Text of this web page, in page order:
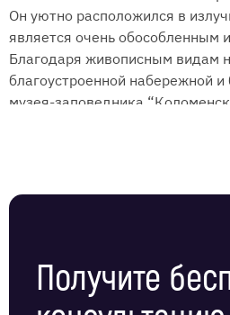
Он уютно расположился в
является очень обособленным
Благодаря живописным видам
благоустроенной набережной и
музея-заповедника
мечты” и открытию двух новых
социальных объектов в
“Амулет”.
Получите